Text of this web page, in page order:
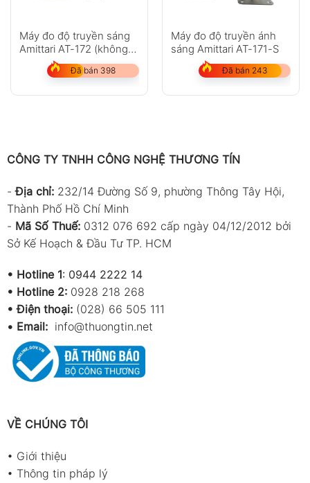
Máy đo độ truyền sáng
Amittari AT-172 (không
Đã bán 398
Máy đo độ truyền ánh
sáng Amittari AT-171-S
Đã bán 243
CÔNG TY TNHH CÔNG NGHỆ THƯƠNG TÍN
-Địa chỉ: 232/14 Đường Số 9, phường Thông Tây Hội,
Thành Phố Hồ Chí Minh
- Mã Số Thuế: 0312 076 692 cấp ngày 04/12/2012 bởi
Sở Kế Hoạch & Đầu Tư TP. HCM
• Hotline 1: 0944 2222 14
• Hotline 2: 0928 218 268
• Điện thoại: (028) 66 505 111
• Email: info@thuongtin.net
VỀ CHÚNG TÔI
• Giới thiệu
• Thông tin pháp lý